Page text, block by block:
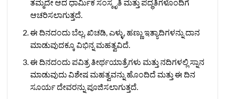
ತಮ್ಮದೇ ಆದ ಧಾರ್ಮಿಕ ಸಂಸ್ಕೃತಿ ಮತ್ತು ಪದ್ಧತಿಗಳೊಂದಿಗೆ
ಆಚರಿಸಲಾಗುತ್ತದೆ.
ಈ ದಿನದಂದು ಬೆಲ್ಲ, ಖಿಚಡಿ, ಎಳ್ಳು, ಹಣ್ಣು ಇತ್ಯಾದಿಗಳನ್ನು ದಾನ
ಮಾಡುವುದಕ್ಕೂ ವಿಭಿನ್ನ ಮಹತ್ವವಿದೆ.
ಈ ದಿನದಂದು ಪವಿತ್ರ ತೀರ್ಥಯಾತ್ರೆಗಳು ಮತ್ತು ನದಿಗಳಲ್ಲಿ ಸ್ನಾನ
ಮಾಡುವುದು ವಿಶೇಷ ಮಹತ್ವವನ್ನು ಹೊಂದಿದೆ ಮತ್ತು ಈ ದಿನ
ಸೂರ್ಯ ದೇವರನ್ನು ಪೂಜಿಸಲಾಗುತ್ತದೆ.